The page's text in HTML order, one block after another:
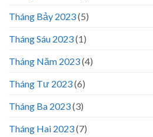
Tháng Bảy 2023(5)
Tháng Sáu 2023(1)
Tháng Năm 2023(4)
Tháng Tư 2023(6)
Tháng Ba 2023(3)
Tháng Hai 2023(7)